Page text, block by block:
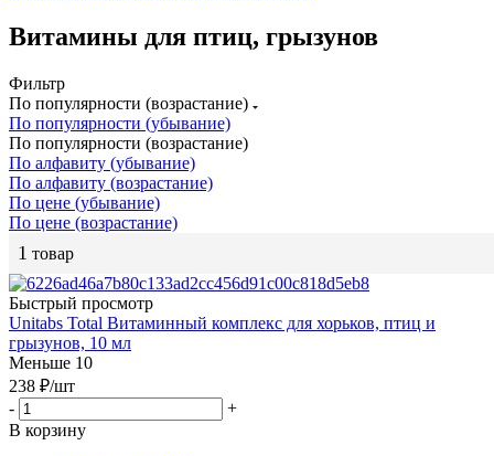
Витамины для птиц, грызунов
Фильтр
По популярности (возрастание)
По популярности (убывание)
По популярности (возрастание)
По алфавиту (убывание)
По алфавиту (возрастание)
По цене (убывание)
По цене (возрастание)
1 товар
Быстрый просмотр
Unitabs Total Витаминный комплекс для хорьков, птиц и
грызунов, 10 мл
Меньше 10
238 ₽/шт
-
+
В корзину